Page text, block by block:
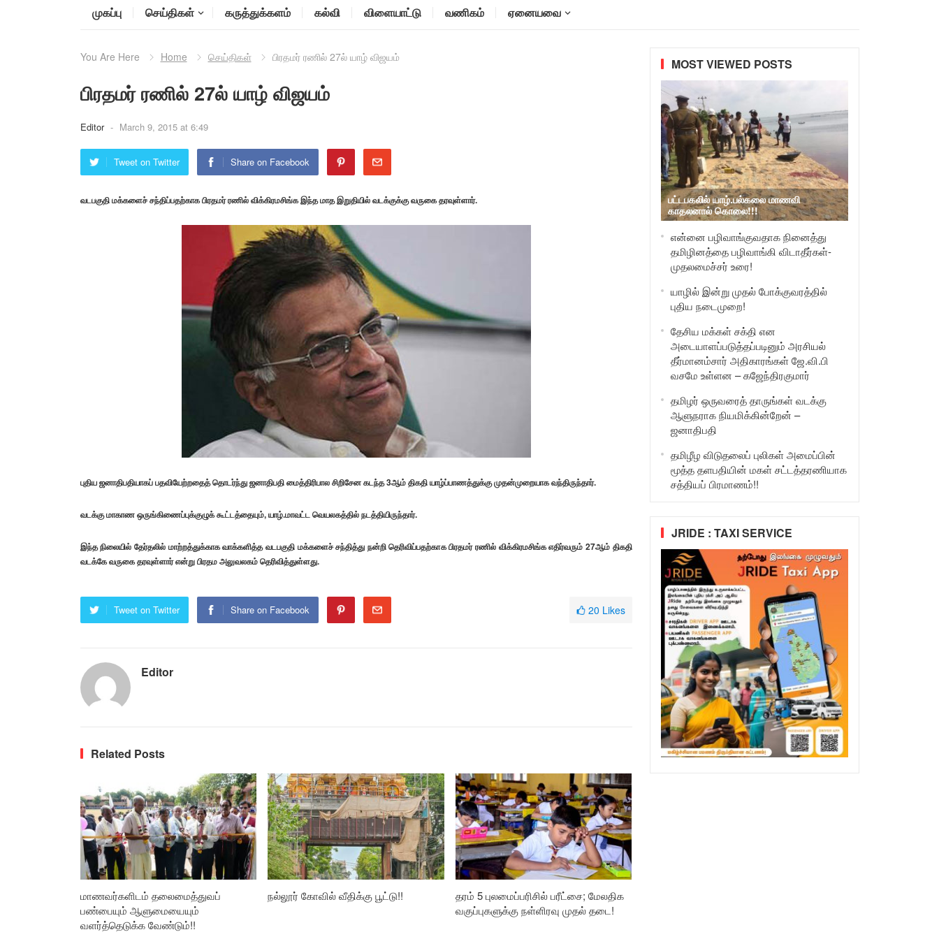
முகப்பு செய்திகள் கருத்துக்களம் கல்வி விளையாட்டு வணிகம் ஏனையவை
You Are Here Home செய்திகள் பிரதமர் ரணில் 27ல் யாழ் விஜயம்
பிரதமர் ரணில் 27ல் யாழ் விஜயம்
Editor - March 9, 2015 at 6:49
Tweet on Twitter Share on Facebook
வடபகுதி மக்களைச் சந்திப்பதற்காக பிரதமர் ரணில் விக்கிரமசிங்க இந்த மாத இறுதியில் வடக்குக்கு வருகை தரவுள்ளார்.
புதிய ஜனாதிபதியாகப் பதவியேற்றதைத் தொடர்ந்து ஜனாதிபதி மைத்திரிபால சிறிசேன கடந்த 3ஆம் திகதி யாழ்ப்பாணத்துக்கு முதன்முறையாக வந்திருந்தார்.
வடக்கு மாகாண ஒருங்கிணைப்புக்குழுக் கூட்டத்தையும், யாழ்.மாவட்ட வெயலகத்தில் நடத்தியிருந்தார்.
இந்த நிலையில் தேர்தலில் மாற்றத்துக்காக வாக்களித்த வடபகுதி மக்களைச் சந்தித்து நன்றி தெரிவிப்பதற்காக பிரதமர் ரணில் விக்கிரமசிங்க எதிர்வரும் 27ஆம் திகதி
வடக்கே வருகை தரவுள்ளார் என்று பிரதம அலுவலகம் தெரிவித்துள்ளது.
Tweet on Twitter Share on Facebook 20 Likes
Editor
Related Posts
மாணவர்களிடம் தலைமைத்துவப்
பண்பையும் ஆளுமையையும்
வளர்த்தெடுக்க வேண்டும்!!
நல்லூர் கோவில் வீதிக்கு பூட்டு!!
தரம் 5 புலமைப்பரிசில் பரீட்சை; மேலதிக
வகுப்புகளுக்கு நள்ளிரவு முதல் தடை!
MOST VIEWED POSTS
பட்டபகலில் யாழ்.பல்கலை மாணவி
காதலனால் கொலை!!!
என்னை பழிவாங்குவதாக நினைத்து
தமிழினத்தை பழிவாங்கி விடாதீர்கள்-
முதலமைச்சர் உரை!
யாழில் இன்று முதல் போக்குவரத்தில்
புதிய நடைமுறை!
தேசிய மக்கள் சக்தி என
அடையாளப்படுத்தப்படினும் அரசியல்
தீர்மானம்சார் அதிகாரங்கள் ஜே.வி.பி
வசமே உள்ளன – கஜேந்திரகுமார்
தமிழர் ஒருவரைத் தாருங்கள் வடக்கு
ஆளுநராக நியமிக்கின்றேன் –
ஜனாதிபதி
தமிழீழ விடுதலைப் புலிகள் அமைப்பின்
மூத்த தளபதியின் மகள் சட்டத்தரணியாக
சத்தியப் பிரமாணம்!!
JRIDE : TAXI SERVICE